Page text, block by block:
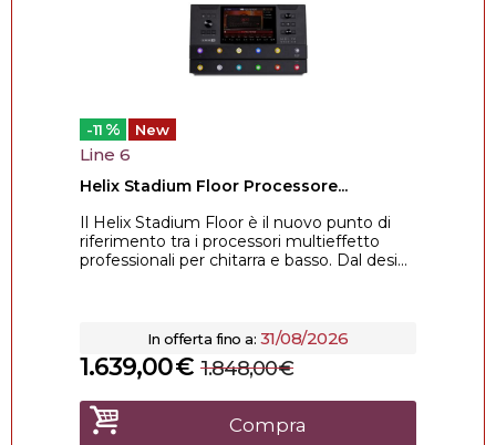
-11 % New
Line 6
Helix Stadium Floor Processore...
Il Helix Stadium Floor è il nuovo punto di
riferimento tra i processori multieffetto
professionali per chitarra e basso. Dal desi...
In offerta fino a: 31/08/2026
€
1.639,00 €
1.848,00
Compra